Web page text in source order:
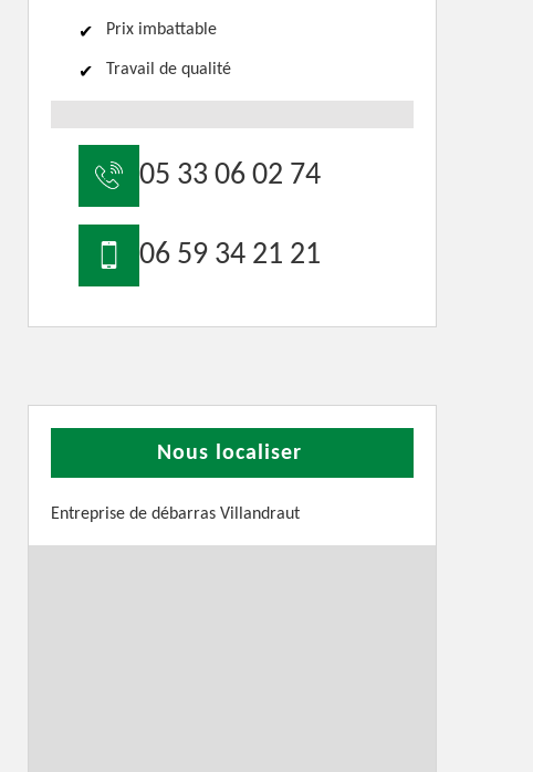
Prix imbattable
Travail de qualité
05 33 06 02 74
06 59 34 21 21
Nous localiser
Entreprise de débarras Villandraut